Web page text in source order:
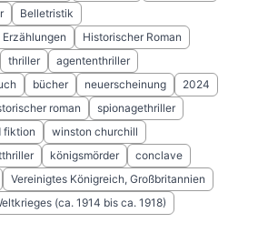
Belletristik
Historischer Roman
thriller
agententhriller
bücher neuerscheinung
2024
roman
spionagethriller
fiktion
winston churchill
königsmörder
conclave
Vereinigtes Königreich, Großbritannien
(ca. 1914 bis ca. 1918)